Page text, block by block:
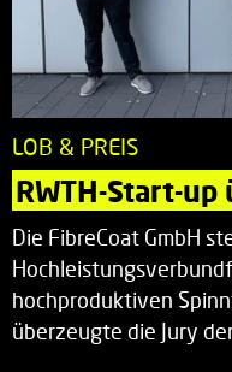
LOB & PREIS
RWTH-Start-
Die FibreCoat GmbH
hochproduktiven
überzeugte die Jury